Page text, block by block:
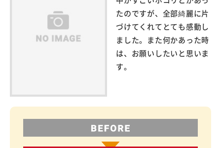
たのですが、全部綺麗に片
づけてくれてとても感動し
ました。また何かあった時
は、お願いしたいと思いま
す。